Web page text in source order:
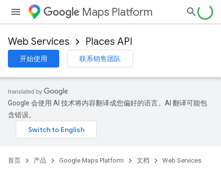
Maps Platform
Web Services Places API
开始使用 联系销售团队
Google 会使用 AI 技术将内容翻译成您偏好的语言。AI 翻译可能包
含错误。
首页 产品 Google Maps Platform 文档
Web Services